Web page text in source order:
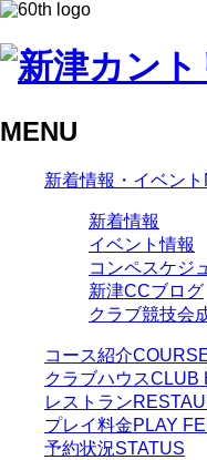
MENU
新着情報・イベント
新着情報
イベント情報
コンペスケジ
新津CCブログ
クラブ競技会
コース紹介
クラブハウスCLUB
レストラン
プレイ料金PLAY
予約状況STATUS